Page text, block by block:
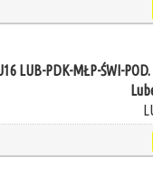
LUB-PDK-MŁP-ŚWI-